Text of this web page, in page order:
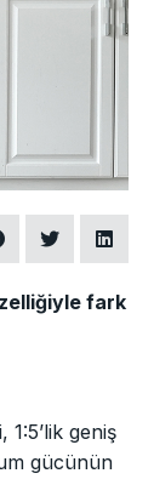
fark
geniş
gücünün